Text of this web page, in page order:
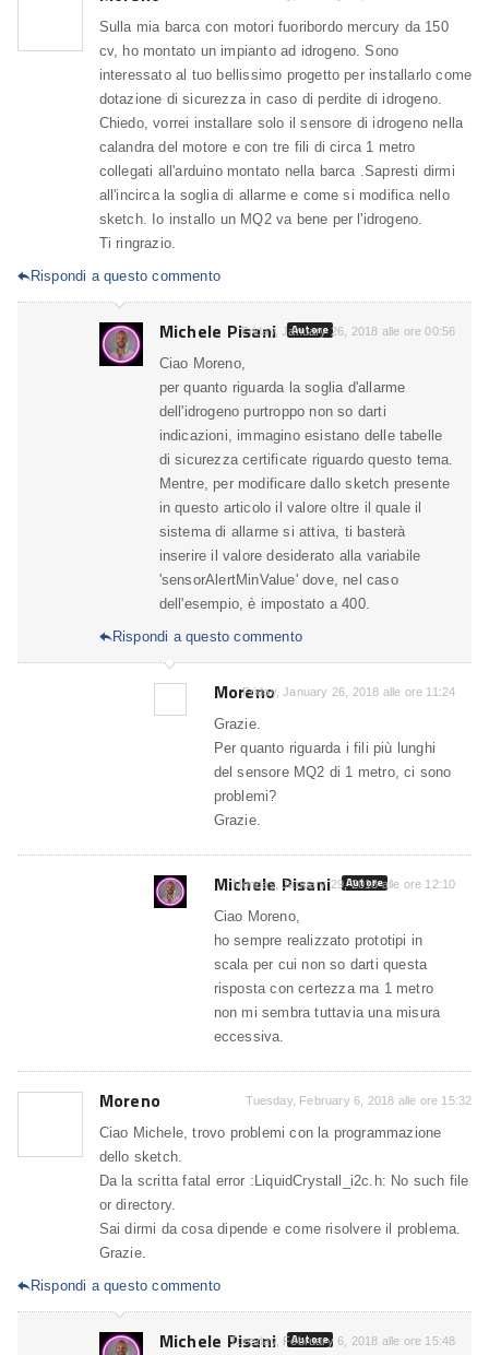
Sulla mia barca con motori fuoribordo mercury da 150
cv, ho montato un impianto ad idrogeno. Sono
interessato al tuo bellissimo progetto per installarlo come
dotazione di sicurezza in caso di perdite di idrogeno.
Chiedo, vorrei installare solo il sensore di idrogeno nella
calandra del motore e con tre fili di circa 1 metro
collegati all'arduino montato nella barca .Sapresti dirmi
all'incirca la soglia di allarme e come si modifica nello
sketch. Io installo un MQ2 va bene per l'idrogeno.
Ti ringrazio.
Rispondi a questo commento
Michele Pisani Autore
Friday, January 26, 2018 alle ore 00:56
Ciao Moreno,
per quanto riguarda la soglia d'allarme
dell'idrogeno purtroppo non so darti
indicazioni, immagino esistano delle tabelle
di sicurezza certificate riguardo questo tema.
Mentre, per modificare dallo sketch presente
in questo articolo il valore oltre il quale il
sistema di allarme si attiva, ti basterà
inserire il valore desiderato alla variabile
'sensorAlertMinValue' dove, nel caso
dell'esempio, è impostato a 400.
Rispondi a questo commento
Moreno
Friday, January 26, 2018 alle ore 11:24
Grazie.
Per quanto riguarda i fili più lunghi
del sensore MQ2 di 1 metro, ci sono
problemi?
Grazie.
Michele Pisani Autore
Monday, January 29, 2018 alle ore 12:10
Ciao Moreno,
ho sempre realizzato prototipi in
scala per cui non so darti questa
risposta con certezza ma 1 metro
non mi sembra tuttavia una misura
eccessiva.
Moreno Tuesday, February 6, 2018 alle ore 15:32
Ciao Michele, trovo problemi con la programmazione
dello sketch.
Da la scritta fatal error :LiquidCrystall_i2c.h: No such file
or directory.
Sai dirmi da cosa dipende e come risolvere il problema.
Grazie.
Rispondi a questo commento
Michele Pisani Autore
Tuesday, February 6, 2018 alle ore 15:48